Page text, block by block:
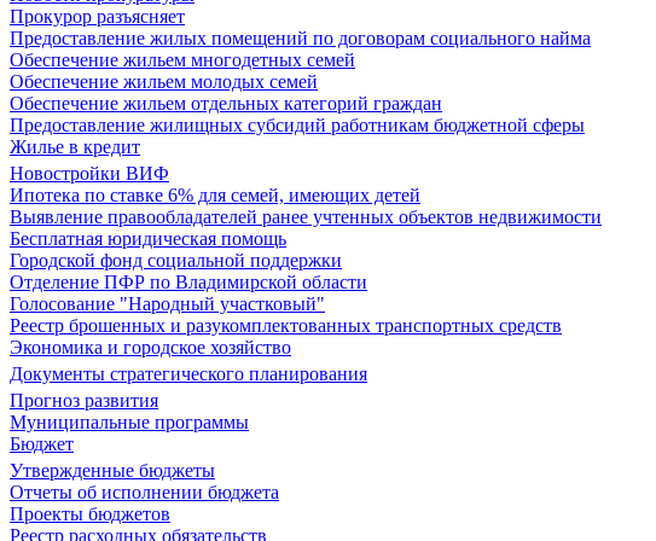
Прокурор разъясняет
Предоставление жилых помещений по договорам социального найма
Обеспечение жильем многодетных семей
Обеспечение жильем молодых семей
Обеспечение жильем отдельных категорий граждан
Предоставление жилищных субсидий работникам бюджетной сферы
Жилье в кредит
Новостройки ВИФ
Ипотека по ставке 6% для семей, имеющих детей
Выявление правообладателей ранее учтенных объектов недвижимости
Бесплатная юридическая помощь
Городской фонд социальной поддержки
Отделение ПФР по Владимирской области
Голосование "Народный участковый"
Реестр брошенных и разукомплектованных транспортных средств
Экономика и городское хозяйство
Документы стратегического планирования
Прогноз развития
Муниципальные программы
Бюджет
Утвержденные бюджеты
Отчеты об исполнении бюджета
Проекты бюджетов
Реестр расходных обязательств